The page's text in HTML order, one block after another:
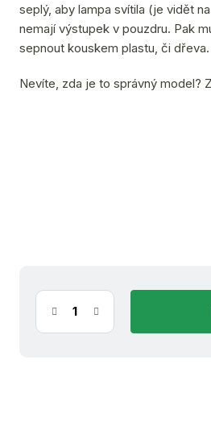
seplý, aby lampa svítila (je vidět
nemají výstupek v pouzdru. Pak
sepnout kouskem plastu, či dřeva.
Nevíte, zda je to správný model?